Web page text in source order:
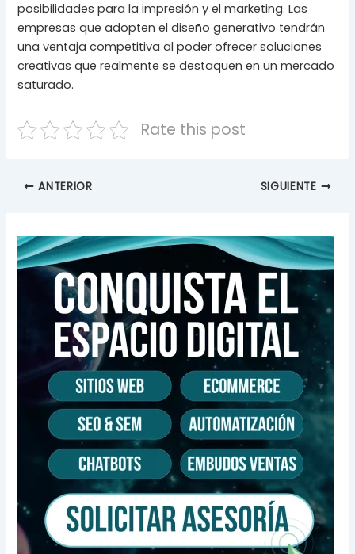
posibilidades para la impresión y el marketing. Las
empresas que adopten el diseño generativo tendrán
una ventaja competitiva al poder ofrecer soluciones
creativas que realmente se destaquen en un mercado
saturado.
Rate this post
ANTERIOR SIGUIENTE